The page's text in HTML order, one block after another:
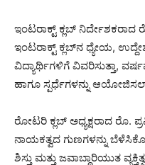
ಇಂಟರಾಕ್ಟ್ ಕ್ಲಬ್
ಇಂಟರಾಕ್ಟ್ ಕ್ಲಬ್‌ನ ಧ್ಯೇಯ,
ವಿದ್ಯಾರ್ಥಿಗಳಿಗೆ ವಿವರಿಸುತ್ತಾ,
ಹಾಗೂ ಸ್ಪರ್ಧೆಗಳನ್ನು
ರೋಟರಿ ಕ್ಲಬ್ ಅಧ್ಯಕ್ಷರಾದ ರೊ.
ನಾಯಕತ್ವದ ಗುಣಗಳನ್ನು
ಶಿಸ್ತು ಮತ್ತು ಜವಾಬ್ದಾರಿಯುತ